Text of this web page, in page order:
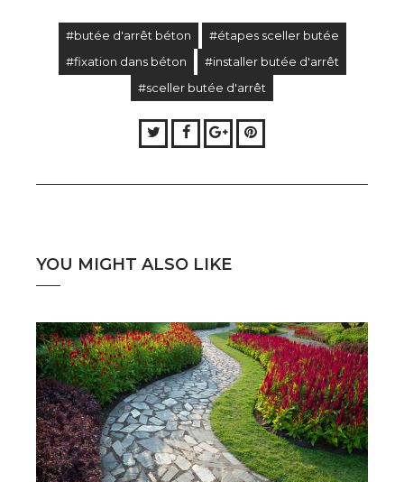
#butée d'arrêt béton
#étapes sceller butée
#fixation dans béton
#installer butée d'arrêt
#sceller butée d'arrêt
TwitterFacebook
Google+Pinterest
YOU MIGHT ALSO LIKE